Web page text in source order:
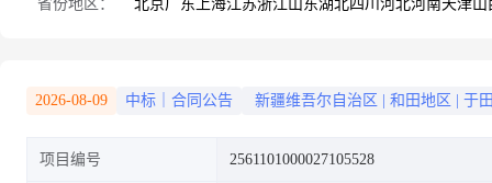
省份地区： 北京广东 上海江苏浙江山东湖北四川 河北河南天津山
2026-08-09 中标｜合同公告 新疆维吾尔自治区 和田地区 于
项目编号 2561101000027105528